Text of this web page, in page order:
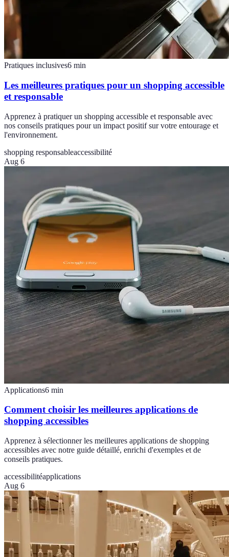
Pratiques inclusives6 min
Les meilleures pratiques pour un shopping accessible
et responsable
Apprenez à pratiquer un shopping accessible et responsable avec
nos conseils pratiques pour un impact positif sur votre entourage et
l'environnement.
shopping responsableaccessibilité
Aug 6
Applications6 min
Comment choisir les meilleures applications de
shopping accessibles
Apprenez à sélectionner les meilleures applications de shopping
accessibles avec notre guide détaillé, enrichi d'exemples et de
conseils pratiques.
accessibilitéapplications
Aug 6